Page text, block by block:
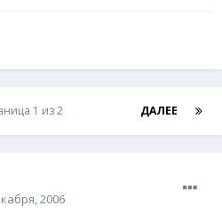
ДАЛЕЕ
1 из 2
2006